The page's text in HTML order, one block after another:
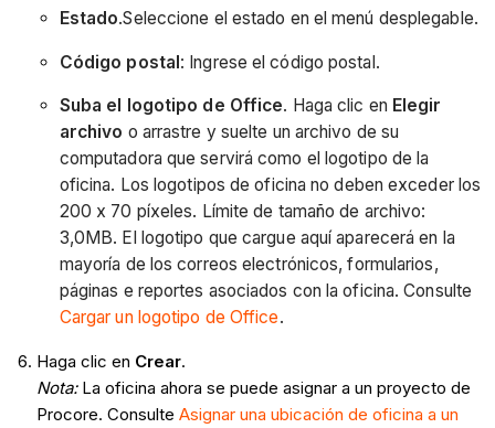
Estado.Seleccione el estado en el menú desplegable.
Código postal: Ingrese el código postal.
Suba el logotipo de Office. Haga clic en Elegir
archivo o arrastre y suelte un archivo de su
computadora que servirá como el logotipo de la
oficina. Los logotipos de oficina no deben exceder los
200 x 70 píxeles. Límite de tamaño de archivo:
3,0MB. El logotipo que cargue aquí aparecerá en la
mayoría de los correos electrónicos, formularios,
páginas e reportes asociados con la oficina. Consulte
Cargar un logotipo de Office.
Haga clic en Crear.
Nota:La oficina ahora se puede asignar a un proyecto de
Procore. Consulte Asignar una ubicación de oficina a un